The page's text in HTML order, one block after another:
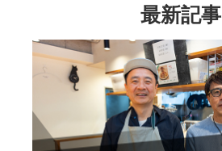
最新記事